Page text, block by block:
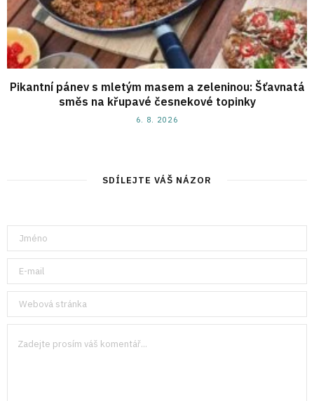
Pikantní pánev s mletým masem a zeleninou: Šťavnatá
směs na křupavé česnekové topinky
6. 8. 2026
SDÍLEJTE VÁŠ NÁZOR